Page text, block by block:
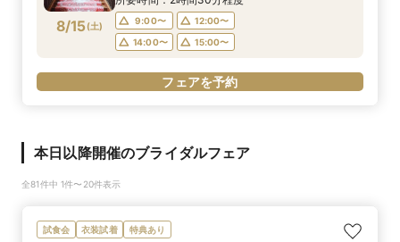
8/15(土)
験×全館見学
9:00〜
12:00〜
14:00〜
15:00〜
フェアを予約
本日以降開催のブライダルフェア
全81件中 1件〜20件表示
試食会 衣装試着 特典あり